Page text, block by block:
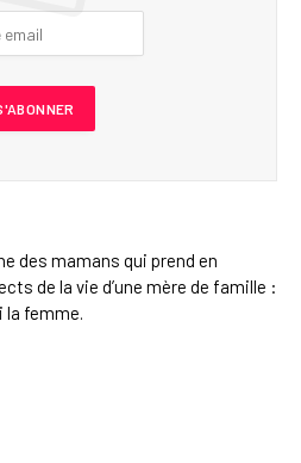
des mamans qui prend en
de la vie d’une mère de famille :
la femme.